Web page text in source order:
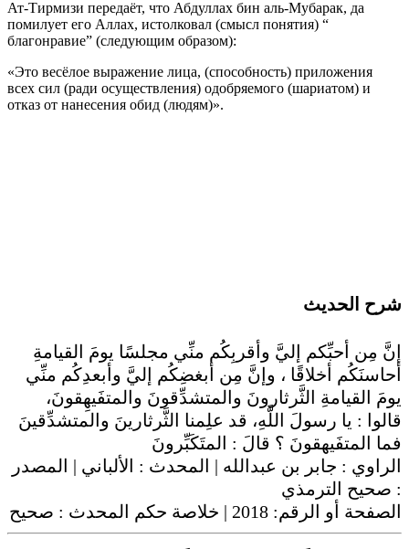
Ат-Тирмизи передаёт, что Абдуллах бин аль-Мубарак, да
помилует его Аллах, истолковал (смысл понятия) “
благонравие” (следующим образом):
«Это весёлое выражение лица, (способность) приложения
всех сил (ради осуществления) одобряемого (шариатом) и
отказ от нанесения обид (людям)».
شرح الحديث
إنَّ مِن أحبِّكم إليَّ وأقربِكُم منِّي مجلسًا يومَ القيامةِ
أحاسنَكُم أخلاقًا ، وإنَّ مِن أبغضِكُم إليَّ وأبعدِكُم منِّي
يومَ القيامةِ الثَّرثارونَ والمتشدِّقونَ والمتفَيهِقونَ،
قالوا : يا رسولَ اللَّهِ، قد علِمنا الثَّرثارينَ والمتشدِّقينَ
فما المتفَيهقونَ ؟ قالَ : المتَكَبِّرونَ
الراوي : جابر بن عبدالله | المحدث : الألباني | المصدر
: صحيح الترمذي
الصفحة أو الرقم: 2018 | خلاصة حكم المحدث : صحيح